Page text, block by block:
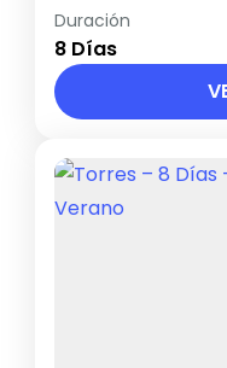
Salidas desde
febrero.
Duración
8 Días